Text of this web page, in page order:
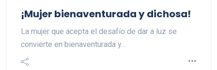
¡Mujer bienaventurada y dichosa!
La mujer que acepta el desafío de dar a luz se
convierte en bienaventurada y…